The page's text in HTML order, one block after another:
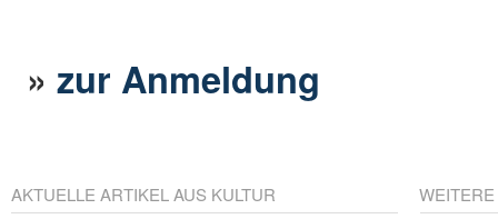
»zur Anmeldung
AKTUELLE ARTIKEL AUS KULTUR